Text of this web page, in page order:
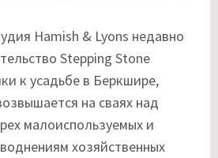
Hamish & Lyons недавно
Stepping Stone
к усадьбе в Беркшире,
на сваях над
малоиспользуемых и
хозяйственных